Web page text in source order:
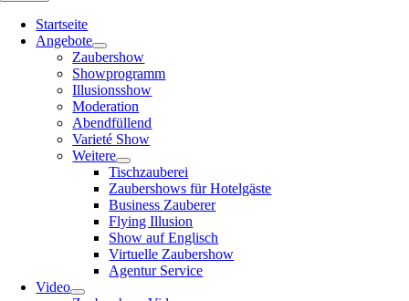
Startseite
Angebote
Zaubershow
Showprogramm
Illusionsshow
Moderation
Abendfüllend
Varieté Show
Weitere
Tischzauberei
Zaubershows für Hotelgäste
Business Zauberer
Flying Illusion
Show auf Englisch
Virtuelle Zaubershow
Agentur Service
Video